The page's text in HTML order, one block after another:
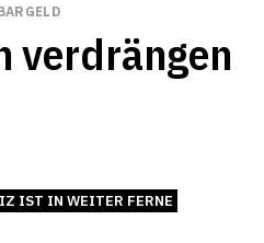
verdrängen
IST IN WEITER FERNE